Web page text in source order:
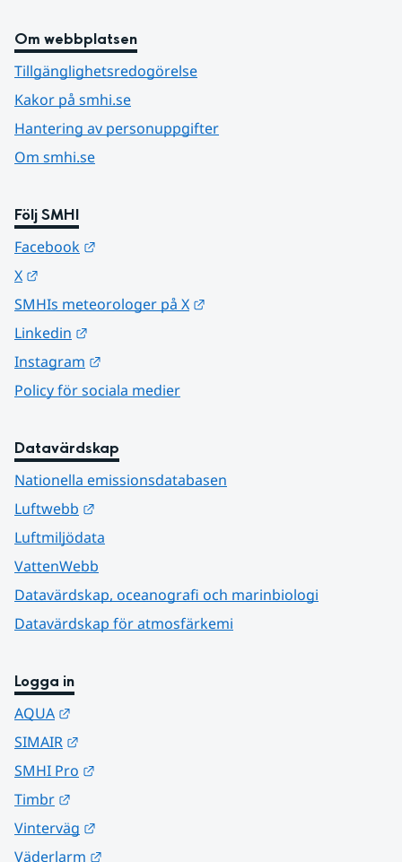
Om webbplatsen
Tillgänglighetsredogörelse
Kakor på smhi.se
Hantering av personuppgifter
Om smhi.se
Följ SMHI
Facebook
X
SMHIs meteorologer på X
Linkedin
Instagram
Policy för sociala medier
Datavärdskap
Nationella emissionsdatabasen
Luftwebb
Luftmiljödata
VattenWebb
Datavärdskap, oceanografi och marinbiologi
Datavärdskap för atmosfärkemi
Logga in
AQUA
SIMAIR
SMHI Pro
Timbr
Vinterväg
Väderlarm